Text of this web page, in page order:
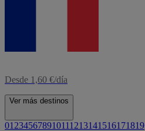
Desde 1,60 €/día
Ver más destinos
01 2345678910111213141516171819